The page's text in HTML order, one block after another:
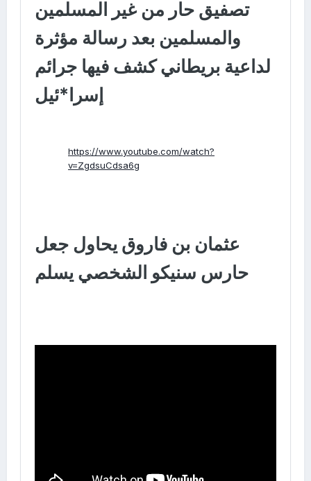
تصفيق حار من غير المسلمين
والمسلمين بعد رسالة مؤثرة
لداعية بريطاني كشف فيها جرائم
إسرا*ئيل
https://www.youtube.com/watch?
v=ZgdsuCdsa6g
عثمان بن فاروق يحاول جعل
حارس سنيكو الشخصي يسلم